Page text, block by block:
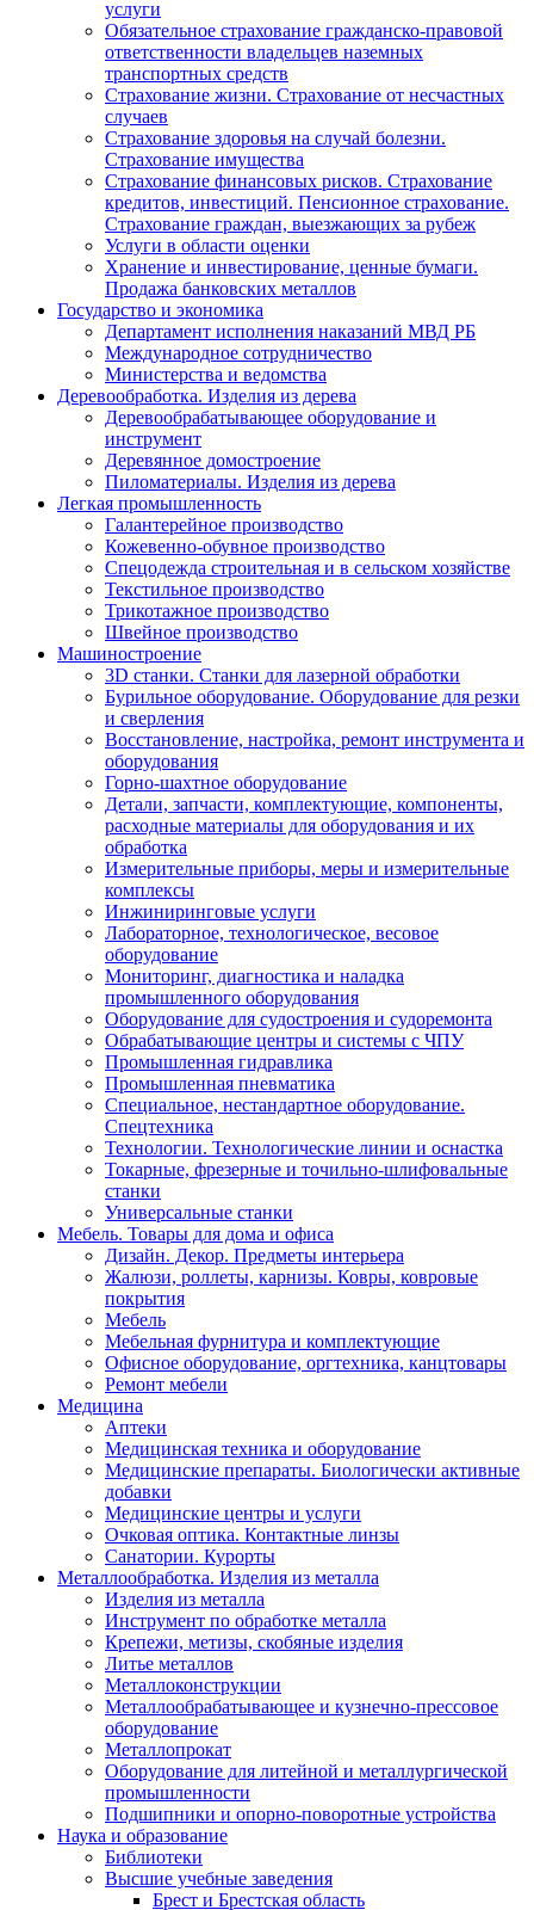
услуги
Обязательное страхование гражданско-правовой
ответственности владельцев наземных
транспортных средств
Страхование жизни. Страхование от несчастных
случаев
Страхование здоровья на случай болезни.
Страхование имущества
Страхование финансовых рисков. Страхование
кредитов, инвестиций. Пенсионное страхование.
Страхование граждан, выезжающих за рубеж
Услуги в области оценки
Хранение и инвестирование, ценные бумаги.
Продажа банковских металлов
Государство и экономика
Департамент исполнения наказаний МВД РБ
Международное сотрудничество
Министерства и ведомства
Деревообработка. Изделия из дерева
Деревообрабатывающее оборудование и
инструмент
Деревянное домостроение
Пиломатериалы. Изделия из дерева
Легкая промышленность
Галантерейное производство
Кожевенно-обувное производство
Спецодежда строительная и в сельском хозяйстве
Текстильное производство
Трикотажное производство
Швейное производство
Машиностроение
3D станки. Станки для лазерной обработки
Бурильное оборудование. Оборудование для резки
и сверления
Восстановление, настройка, ремонт инструмента и
оборудования
Горно-шахтное оборудование
Детали, запчасти, комплектующие, компоненты,
расходные материалы для оборудования и их
обработка
Измерительные приборы, меры и измерительные
комплексы
Инжиниринговые услуги
Лабораторное, технологическое, весовое
оборудование
Мониторинг, диагностика и наладка
промышленного оборудования
Оборудование для судостроения и судоремонта
Обрабатывающие центры и системы с ЧПУ
Промышленная гидравлика
Промышленная пневматика
Специальное, нестандартное оборудование.
Спецтехника
Технологии. Технологические линии и оснастка
Токарные, фрезерные и точильно-шлифовальные
станки
Универсальные станки
Мебель. Товары для дома и офиса
Дизайн. Декор. Предметы интерьера
Жалюзи, роллеты, карнизы. Ковры, ковровые
покрытия
Мебель
Мебельная фурнитура и комплектующие
Офисное оборудование, оргтехника, канцтовары
Ремонт мебели
Медицина
Аптеки
Медицинская техника и оборудование
Медицинские препараты. Биологически активные
добавки
Медицинские центры и услуги
Очковая оптика. Контактные линзы
Санатории. Курорты
Металлообработка. Изделия из металла
Изделия из металла
Инструмент по обработке металла
Крепежи, метизы, скобяные изделия
Литье металлов
Металлоконструкции
Металлообрабатывающее и кузнечно-прессовое
оборудование
Металлопрокат
Оборудование для литейной и металлургической
промышленности
Подшипники и опорно-поворотные устройства
Наука и образование
Библиотеки
Высшие учебные заведения
Брест и Брестская область